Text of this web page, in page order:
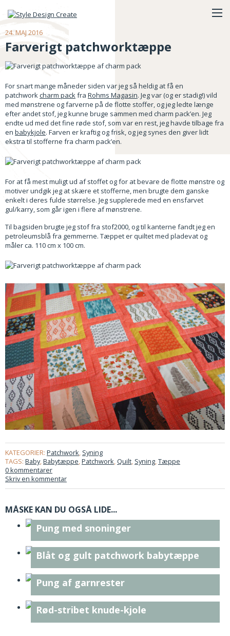
24. MAJ 2016
Farverigt patchworktæppe
For snart mange måneder siden var jeg så heldig at få en
patchworkcharm packfra Rohms Magasin. Jeg var (og er stadig!) vild
med mønstrene og farverne på de flotte stoffer, og jeg ledte længe
efter andet stof, jeg kunne bruge sammen med charm pack’en. Jeg
endte ud med det fine røde stof, som var en rest, jeg havde tilbage fra
en babykjole. Farven er kraftig og frisk, og jeg synes den giver lidt
ekstra til stofferne fra charm pack’en.
For at få mest muligt ud af stoffet og for at bevare de flotte mønstre og
motiver undgik jeg at skære et stofferne, men brugte dem ganske
enkelt i deres fulde størrelse. Jeg supplerede med en ensfarvet
gul/karry, som går igen i flere af mønstrene.
Til bagsiden brugte jeg stof fra stof2000, og til kanterne fandt jeg en
petroleumsblå fra gemmerne. Tæppet er quiltet med pladevat og
måler ca. 110 cm x 100 cm.
KATEGORIER: Patchwork, Syning
TAGS: Baby,Babytæppe,Patchwork, Quilt, Syning,Tæppe
0 kommentarer
Skriv en kommentar
MÅSKE KAN DU OGSÅ LIDE...
Pung med snoninger
Blåt og gult patchwork babytæppe
Pung af garnrester
Rød-stribet knude-kjole